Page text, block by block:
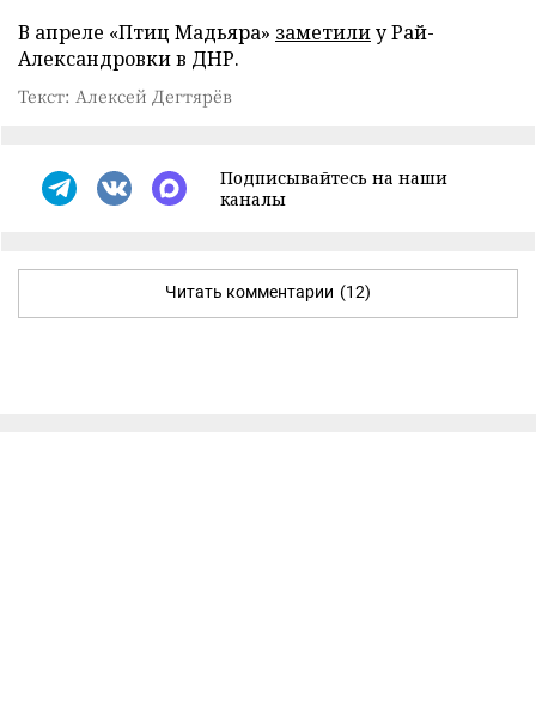
В апреле «Птиц Мадьяра» заметилиу Рай-
Александровки в ДНР.
Текст: Алексей Дегтярёв
Подписывайтесь на наши
каналы
Читать комментарии (12)